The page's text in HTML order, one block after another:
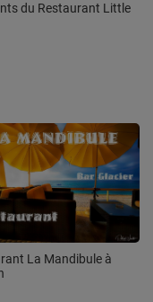
du Restaurant Little
La Mandibule à